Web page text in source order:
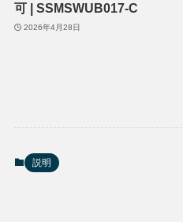
可 | SSMSWUB017-C
2026年4月28日
説明